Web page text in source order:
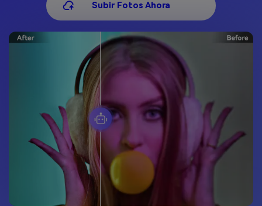
Subir Fotos Ahora